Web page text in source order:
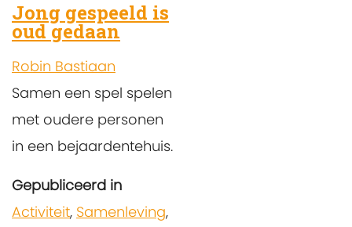
Jong gespeeld is
oud gedaan
Robin Bastiaan
Samen een spel spelen
met oudere personen
in een bejaardentehuis.
Gepubliceerd in
Activiteit, Samenleving,